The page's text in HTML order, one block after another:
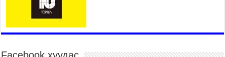
үргэлжилж байна
2026 оны 7 сар 15 / 10 цаг 52 минут
Үндэсний их баяр наадмын хүчит бөхийн